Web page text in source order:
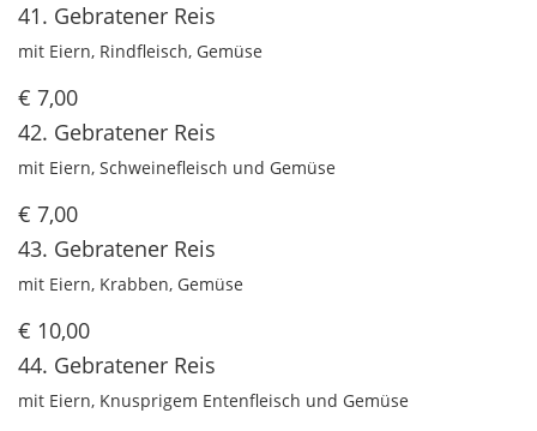
41. Gebratener Reis
mit Eiern, Rindfleisch, Gemüse
€ 7,00
42. Gebratener Reis
mit Eiern, Schweinefleisch und Gemüse
€ 7,00
43. Gebratener Reis
mit Eiern, Krabben, Gemüse
€ 10,00
44. Gebratener Reis
mit Eiern, Knusprigem Entenfleisch und Gemüse